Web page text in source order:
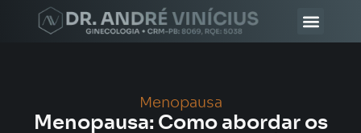
Menopausa
Menopausa: Como abordar os